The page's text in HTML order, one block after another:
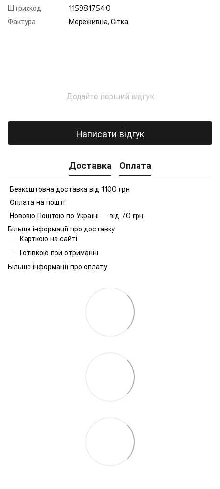
Штрихкод
1159817540
Фактура
Мереживна, Сітка
Додайте перший відгук
Написати відгук
Доставка Оплата
Безкоштовна доставка від 1100 грн
Оплата на пошті
Нововю Поштою по Україні — від 70 грн
Більше інформації про доставку
Карткою на сайті
Готівкою при отриманні
Більше інформації про оплату